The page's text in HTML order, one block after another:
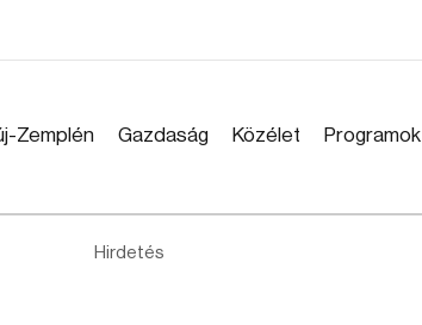
Zemplén Gazdaság Közélet Programok
Hirdetés